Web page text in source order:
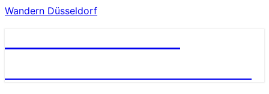
Wandern Düsseldorf